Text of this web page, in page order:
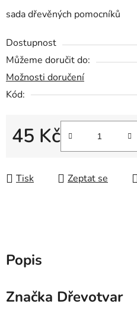
sada dřevěných pomocníků
Dostupnost
Můžeme doručit do:
Možnosti doručení
Kód:
45 Kč
Měrná cena:
Tisk Zeptat se
Popis
Značka Dřevotvar